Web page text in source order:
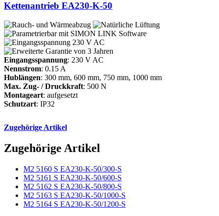
Kettenantrieb EA230-K-50
Eingangsspannung: 230 V AC
Nennstrom: 0.15 A
Hublängen: 300 mm, 600 mm, 750 mm, 1000 mm
Max. Zug- / Druckkraft: 500 N
Montageart: aufgesetzt
Schutzart: IP32
Zugehörige Artikel
Zugehörige Artikel
M2 5160 S EA230-K-50/300-S
M2 5161 S EA230-K-50/600-S
M2 5162 S EA230-K-50/800-S
M2 5163 S EA230-K-50/1000-S
M2 5164 S EA230-K-50/1200-S